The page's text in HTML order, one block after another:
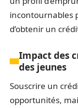
incontournables
d’obtenir un
Impact des
des jeunes
Souscrire un
opportunités,